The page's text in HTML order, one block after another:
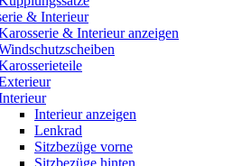
& Interieur
& Interieur anzeigen
Interieur anzeigen
Lenkrad
Sitzbezüge vorne